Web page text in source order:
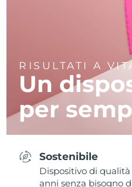
RISULTATI A
Un
per
Sostenibile
Dispositivo di
anni senza bisogno